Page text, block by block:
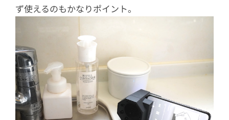
ず使えるのもかなりポイント。